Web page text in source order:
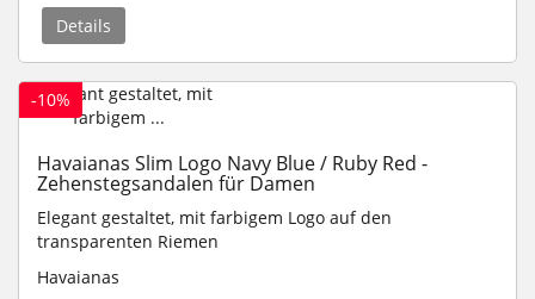
Details
-10%
Havaianas Slim Logo Navy Blue / Ruby Red -
Zehenstegsandalen für Damen
Elegant gestaltet, mit farbigem Logo auf den
transparenten Riemen
Havaianas